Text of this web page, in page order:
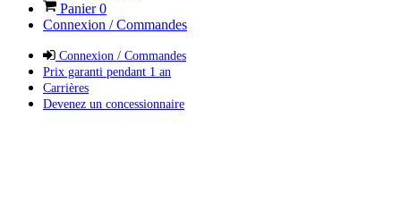
Panier0
Connexion / Commandes
Connexion / Commandes
Prix garanti pendant 1 an
Carrières
Devenez un concessionnaire